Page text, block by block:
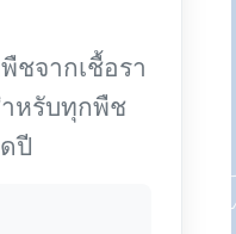
ชจากเชื้อรา
หรับทุกพืช
ปี